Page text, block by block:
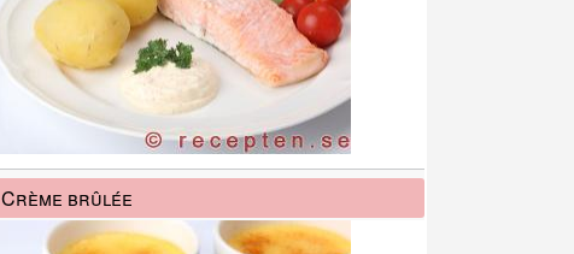
Crème brûlée